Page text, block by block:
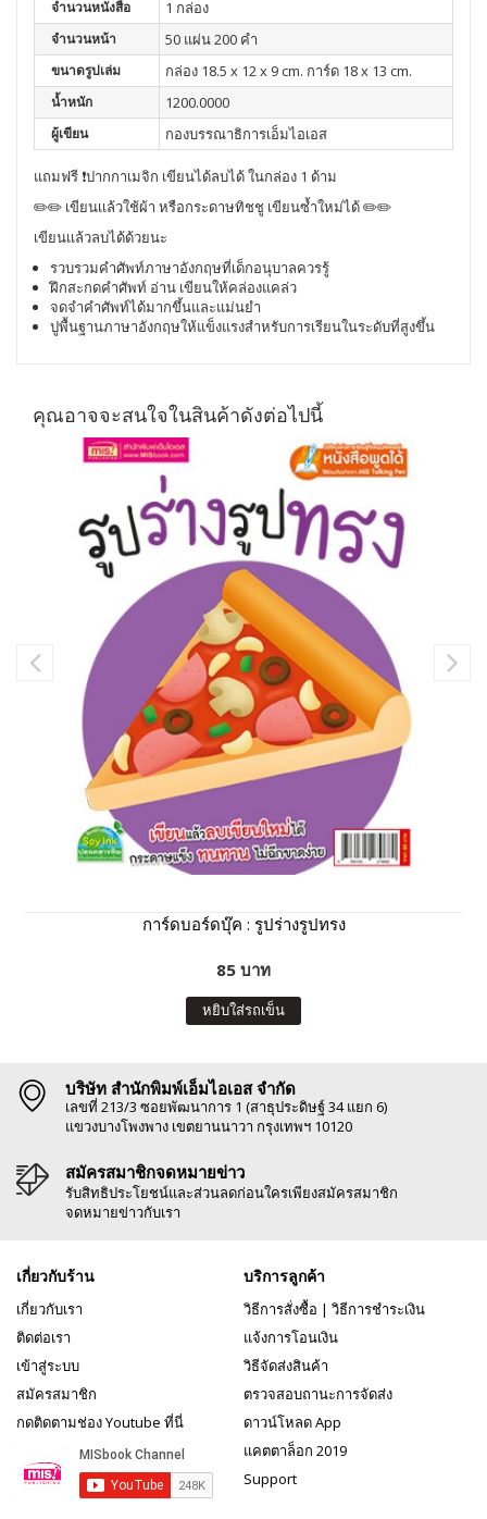
จำนวนหนังสือ 1 กล่อง
จำนวนหน้า 50 แผ่น 200 คำ
ขนาดรูปเล่ม กล่อง 18.5 x 12 x 9 cm. การ์ด 18 x 13 cm.
น้ำหนัก 1200.0000
ผู้เขียน กองบรรณาธิการเอ็มไอเอส
แถมฟรี ❗ปากกาเมจิก เขียนได้ลบได้ ในกล่อง 1 ด้าม
✏️✏️ เขียนเเล้วใช้ผ้า หรือกระดาษทิชชู เขียนซ้ำใหม่ได้ ✏️✏️
เขียนเเล้วลบได้ด้วยนะ
รวบรวมคำศัพท์ภาษาอังกฤษที่เด็กอนุบาลควรรู้
ฝึกสะกดคำศัพท์ อ่าน เขียนให้คล่องแคล่ว
จดจำคำศัพท์ได้มากขึ้นและแม่นยำ
ปูพื้นฐานภาษาอังกฤษให้แข็งแรงสำหรับการเรียนในระดับที่สูงขึ้น
คุณอาจจะสนใจในสินค้าดังต่อไปนี้
การ์ดบอร์ดบุ๊ค : รูปร่างรูปทรง
85 บาท
หยิบใส่รถเข็น
บริษัท สำนักพิมพ์เอ็มไอเอส จำกัด
เลขที่ 213/3 ซอยพัฒนาการ 1 (สาธุประดิษฐ์ 34 แยก 6)
แขวงบางโพงพาง เขตยานนาวา กรุงเทพฯ 10120
สมัครสมาชิกจดหมายข่าว
รับสิทธิประโยชน์และส่วนลดก่อนใครเพียงสมัครสมาชิก
จดหมายข่าวกับเรา
เกี่ยวกับร้าน
เกี่ยวกับเรา
ติดต่อเรา
เข้าสู่ระบบ
สมัครสมาชิก
กดติดตามช่อง Youtube ที่นี่
บริการลูกค้า
วิธีการสั่งซื้อ | วิธีการชำระเงิน
แจ้งการโอนเงิน
วิธีจัดส่งสินค้า
ตรวจสอบถานะการจัดส่ง
ดาวน์โหลด App
แคตตาล็อก 2019
Support